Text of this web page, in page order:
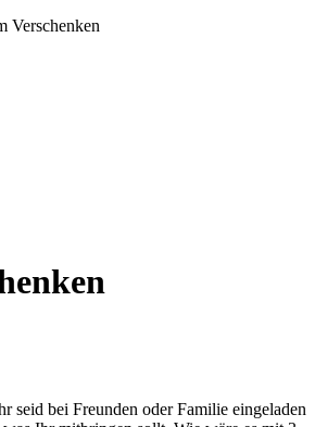
Verschenken
seid bei Freunden oder Familie eingeladen